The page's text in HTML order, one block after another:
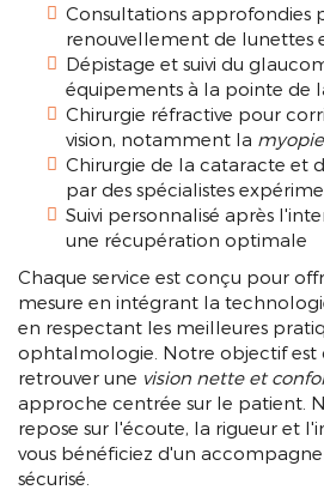
Consultations approfondies
renouvellement de lunettes
Dépistage et suivi du
équipements à la pointe de
Chirurgie réfractive pour
vision, notamment la myopie
Chirurgie de la cataracte et
par des spécialistes
Suivi personnalisé après
une récupération optimale
Chaque service est conçu pour
mesure en intégrant la
en respectant les meilleures
ophtalmologie. Notre objectif est
retrouver une vision nette et
approche centrée sur le patient.
repose sur l'écoute, la rigueur et
vous bénéficiez d'un
sécurisé.